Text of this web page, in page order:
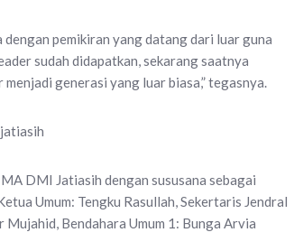
pemikiran yang datang dari luar guna
sudah didapatkan, sekarang saatnya
generasi yang luar biasa,” tegasnya.
DMI Jatiasih dengan sususana sebagai
Umum: Tengku Rasullah, Sekertaris Jendral
Bendahara Umum 1: Bunga Arvia